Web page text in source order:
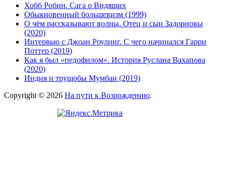
Хобб Робин. Сага о Видящих
Обыкновенный большевизм (1999)
О чём рассказывают волны. Отец и сын Задорновы
(2020)
Интервью с Джоан Роулинг. С чего начинался Гарри
Поттер (2019)
Как я был «педофилом». История Руслана Вахапова
(2020)
Индия и трущобы Мумбаи (2019)
Copyright © 2026 На пути к Возрождению.